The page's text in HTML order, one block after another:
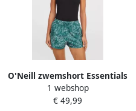
O'Neill zwemshort Essentials
12' groen
1 webshop
€ 49,99